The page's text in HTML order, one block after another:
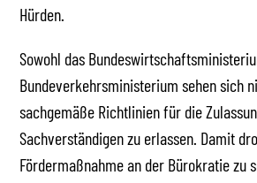
Hürden.
Sowohl das
Bundeverkehrsministerium sehen sich
sachgemäße Richtlinien für die
Sachverständigen zu erlassen. Damit
Fördermaßnahme an der Bürokratie zu